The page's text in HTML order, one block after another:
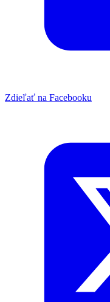
Zdieľať na Facebooku